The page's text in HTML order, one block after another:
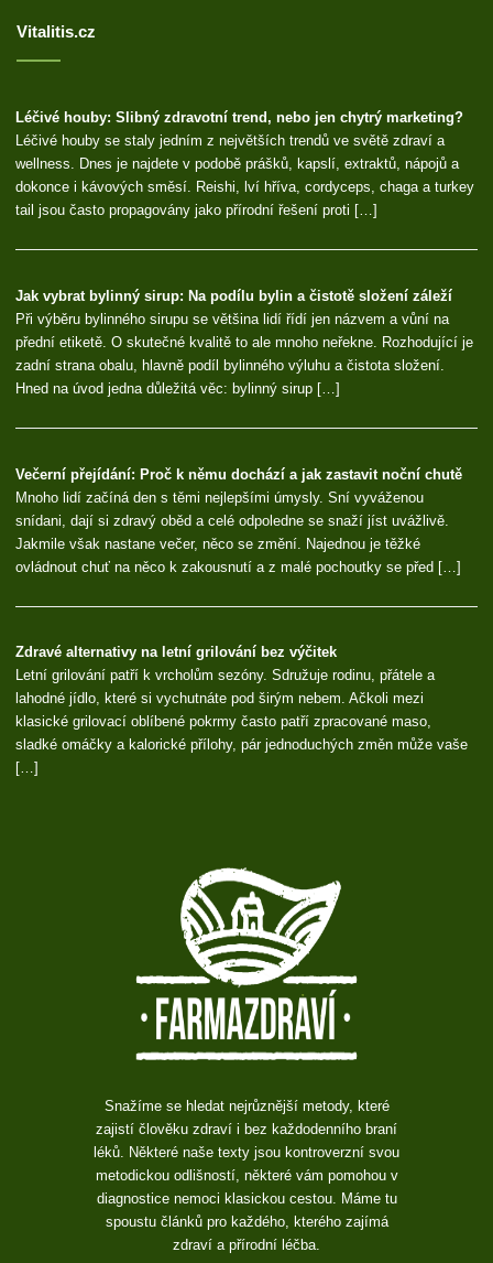
Vitalitis.cz
Léčivé houby: Slibný zdravotní trend, nebo jen chytrý marketing?
Léčivé houby se staly jedním z největších trendů ve světě zdraví a
wellness. Dnes je najdete v podobě prášků, kapslí, extraktů, nápojů a
dokonce i kávových směsí. Reishi, lví hříva, cordyceps, chaga a turkey
tail jsou často propagovány jako přírodní řešení proti […]
Jak vybrat bylinný sirup: Na podílu bylin a čistotě složení záleží
Při výběru bylinného sirupu se většina lidí řídí jen názvem a vůní na
přední etiketě. O skutečné kvalitě to ale mnoho neřekne. Rozhodující je
zadní strana obalu, hlavně podíl bylinného výluhu a čistota složení.
Hned na úvod jedna důležitá věc: bylinný sirup […]
Večerní přejídání: Proč k němu dochází a jak zastavit noční chutě
Mnoho lidí začíná den s těmi nejlepšími úmysly. Sní vyváženou
snídani, dají si zdravý oběd a celé odpoledne se snaží jíst uvážlivě.
Jakmile však nastane večer, něco se změní. Najednou je těžké
ovládnout chuť na něco k zakousnutí a z malé pochoutky se před […]
Zdravé alternativy na letní grilování bez výčitek
Letní grilování patří k vrcholům sezóny. Sdružuje rodinu, přátele a
lahodné jídlo, které si vychutnáte pod širým nebem. Ačkoli mezi
klasické grilovací oblíbené pokrmy často patří zpracované maso,
sladké omáčky a kalorické přílohy, pár jednoduchých změn může vaše
[…]
Snažíme se hledat nejrůznější metody, které
zajistí člověku zdraví i bez každodenního braní
léků. Některé naše texty jsou kontroverzní svou
metodickou odlišností, některé vám pomohou v
diagnostice nemoci klasickou cestou. Máme tu
spoustu článků pro každého, kterého zajímá
zdraví a přírodní léčba.